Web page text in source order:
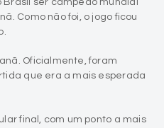
Oficialmente, foram
que era a mais esperada
final, com um ponto a mais
vinha de duas vitórias
6 a 1 na Espanha, enquanto